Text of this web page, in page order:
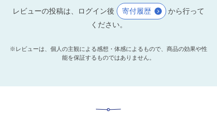
レビューの投稿は、ログイン後 寄付履歴
から行って
ください。
※レビューは、個人の主観による感想・体感によるもので、商品の効果や性
能を保証するものではありません。